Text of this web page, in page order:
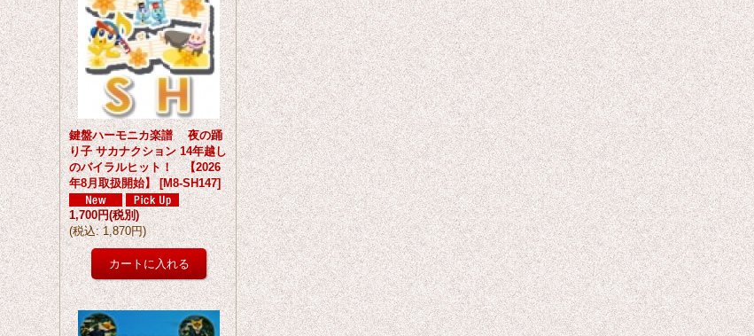
鍵盤ハーモニカ楽譜 夜の踊
り子 サカナクション 14年越し
のバイラルヒット！ 【2026
年8月取扱開始】 [M8-SH147]
1,700円(税別)
(税込: 1,870円)